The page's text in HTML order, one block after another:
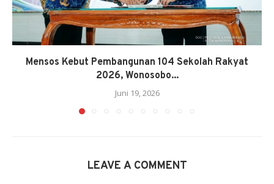
Mensos Kebut Pembangunan 104 Sekolah Rakyat
2026, Wonosobo...
Juni 19, 2026
LEAVE A COMMENT